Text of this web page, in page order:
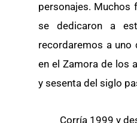
personajes. Muchos
se dedicaron a
recordaremos a uno
en el Zamora de los
y sesenta del siglo
Corría 1999 y